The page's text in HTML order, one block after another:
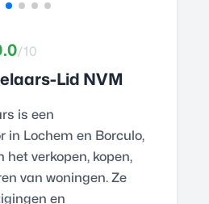
/10
Lid NVM
is een
in Lochem en Borculo,
het verkopen, kopen,
van woningen. Ze
en